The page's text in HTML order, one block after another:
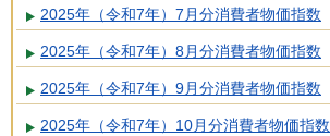
2025年（令和7年）7月分消費者物価指数
2025年（令和7年）8月分消費者物価指数
2025年（令和7年）9月分消費者物価指数
2025年（令和7年）10月分消費者物価指数